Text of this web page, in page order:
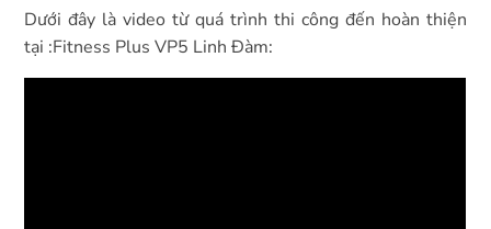
Dưới đây là video từ quá trình thi công đến hoàn thiện
tại :Fitness Plus VP5 Linh Đàm: